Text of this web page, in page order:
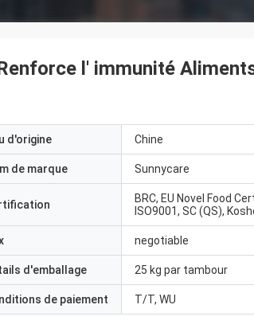
l' immunité
d'origine Chine
de marque Sunnycare
BRC, EU Novel Food
ISO9001, SC (QS),
negotiable
d'emballage 25 kg par tambour
de paiement T/T, WU